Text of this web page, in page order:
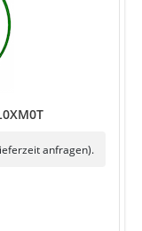
anfragen).